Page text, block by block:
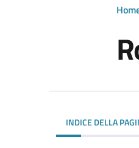
INDICE DELLA